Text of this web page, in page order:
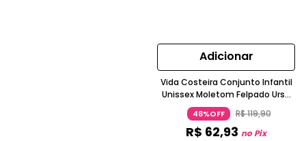
Adicionar
Vida Costeira Conjunto Infantil
Unissex Moletom Felpado Urso
Off White
48%OFF R$119,90
R$ 62,93 no Pix